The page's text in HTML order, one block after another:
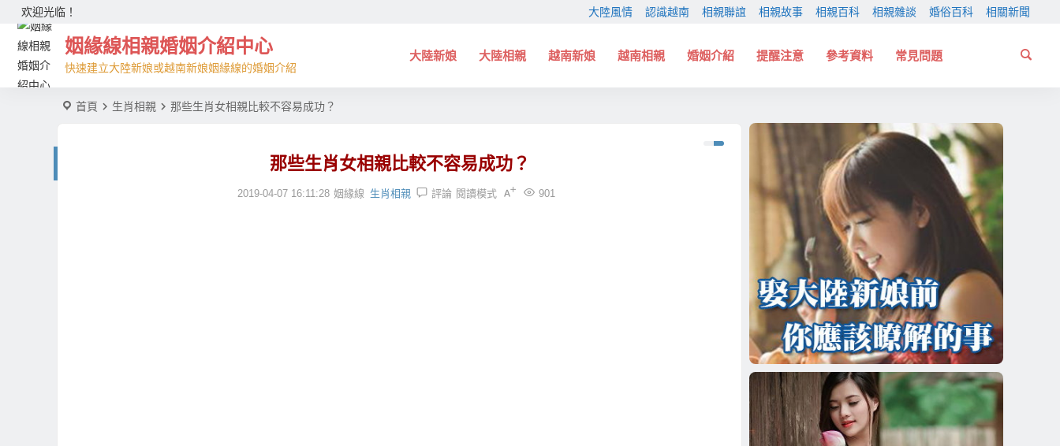
欢迎光临！ 大陸風情 認識越南 相親聯誼 相親故事 相親百科 相親雜談 婚俗百科 相關新聞
姻緣線相親婚姻介紹中心
快速建立大陸新娘或越南新娘姻緣線的婚姻介紹
大陸新娘 大陸相親 越南新娘 越南相親 婚姻介紹 提醒注意 參考資料 常見問題
首頁 生肖相親 那些生肖女相親比較不容易成功？
那些生肖女相親比較不容易成功？
2019-04-07 16:11:28 姻緣線 生肖相親 評論 901
閱讀模式